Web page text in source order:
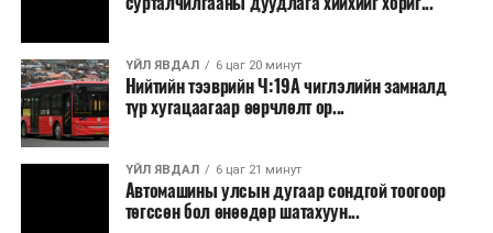
ҮЙЛ ЯВДАЛ 6 цаг 20 минут
Нийтийн тээврийн Ч:19А чиглэлийн замналд
түр хугацаагаар өөрчлөлт ор...
ҮЙЛ ЯВДАЛ 6 цаг 21 минут
Автомашины улсын дугаар сондгой тоогоор
төгссөн бол өнөөдөр шатахуун...